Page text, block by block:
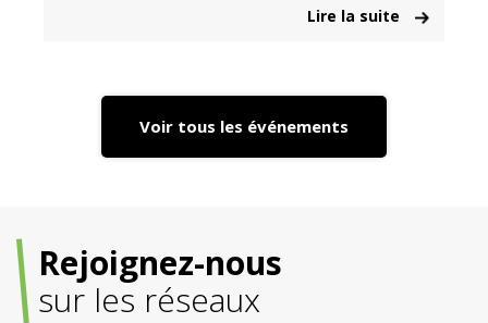
Lire la suite
Voir tous les événements
Rejoignez-nous
sur les réseaux